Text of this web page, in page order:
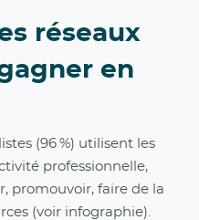
réseaux
en
(96 %) utilisent les
professionnelle,
promouvoir, faire de la
(voir infographie).